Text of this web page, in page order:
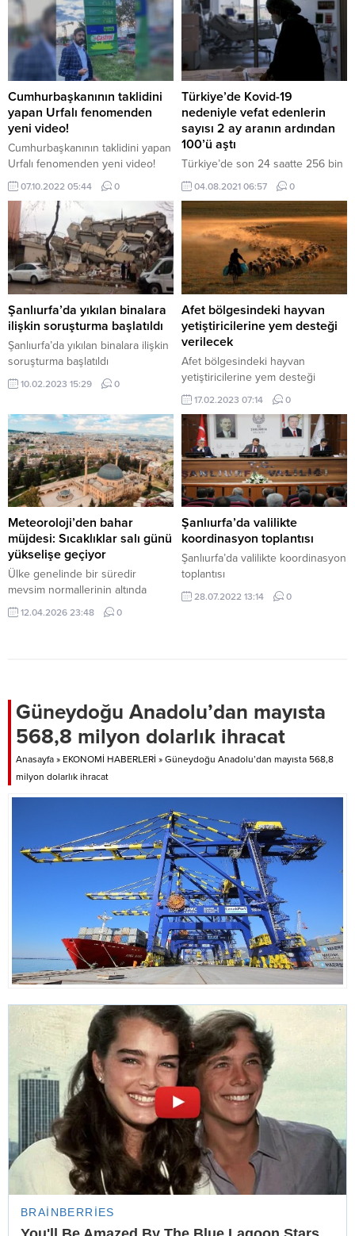
Cumhurbaşkanının taklidini
yapan Urfalı fenomenden
yeni video!
Cumhurbaşkanının taklidini yapan
Urfalı fenomenden yeni video!
07.10.2022 05:44 0
Türkiye’de Kovid-19
nedeniyle vefat edenlerin
sayısı 2 ay aranın ardından
100’ü aştı
Türkiye’de son 24 saatte 256 bin
163 Kovid-19 testi yapıldı, 24 bin
832 kişinin testi pozitif çıktı, 126
kişi yaşamını yitirdi. Sağlık
Bakanlığınca Günlük Koronavirüs
Tablosu, “covid19.saglik.gov.tr”
adresinden paylaşıldı. Buna göre,
Türkiye’de son 24 saatte 256 bin
163 Kovid-19 testi yapıldı, 24 bin
832 kişinin testi pozitif çıktı, 126
kişi hayatını kaybetti,...
04.08.2021 06:57 0
Şanlıurfa’da yıkılan binalara
ilişkin soruşturma başlatıldı
Şanlıurfa’da yıkılan binalara ilişkin
soruşturma başlatıldı
10.02.2023 15:29 0
Afet bölgesindeki hayvan
yetiştiricilerine yem desteği
verilecek
Afet bölgesindeki hayvan
yetiştiricilerine yem desteği
verilecek
17.02.2023 07:14 0
Meteoroloji’den bahar
müjdesi: Sıcaklıklar salı günü
yükselişe geçiyor
Ülke genelinde bir süredir
mevsim normallerinin altında
seyreden ve serin geçen havalar
Haber Merkezi – Meteoroloji
Genel Müdürlüğü’nün 13–19
Nisan 2026 tarihlerini kapsayan
haftalık hava tahmin raporuna
göre, serin hava dalgası...
12.04.2026 23:48 0
Şanlıurfa’da valilikte
koordinasyon toplantısı
Şanlıurfa’da valilikte koordinasyon
toplantısı
28.07.2022 13:14 0
Güneydoğu Anadolu’dan mayısta
568,8 milyon dolarlık ihracat
Anasayfa » EKONOMİ HABERLERİ » Güneydoğu Anadolu’dan mayısta 568,8
milyon dolarlık ihracat